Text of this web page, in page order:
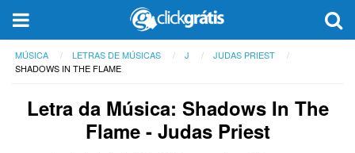
MÚSICA LETRAS DE MÚSICAS J
JUDAS PRIEST
SHADOWS IN THE FLAME
Letra da Música: Shadows In The
Flame - Judas Priest